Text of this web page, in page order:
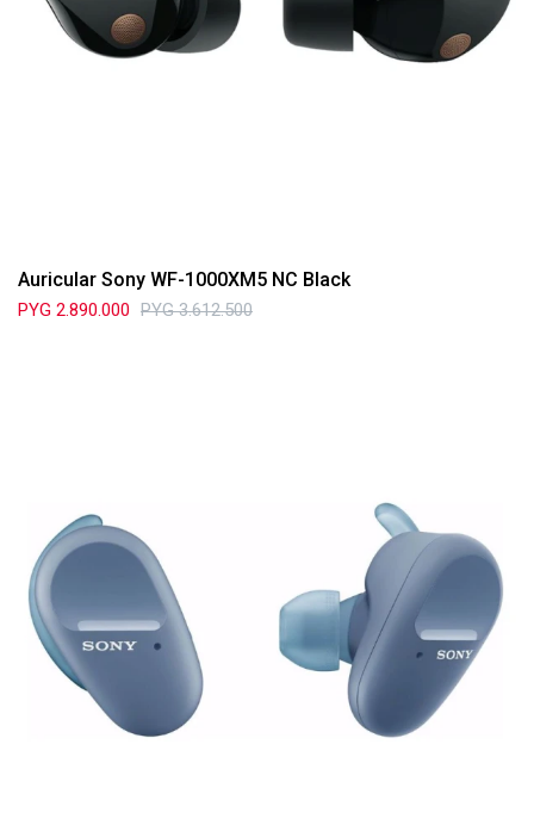
Auricular Sony WF-1000XM5 NC Black
PYG 2.890.000 PYG 3.612.500